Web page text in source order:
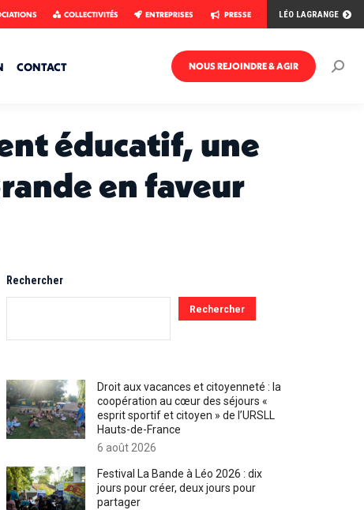
COLLECTIVITÉS ENTREPRISES PRESSE LÉO LAGRANGE
CONTACT NOUS REJOINDRE & AGIR
éducatif, une
en faveur
Rechercher
Rechercher
Droit aux vacances et citoyenneté : la
coopération au cœur des séjours «
esprit sportif et citoyen » de l’URSLL
Hauts-de-France
6 août 2026
Festival La Bande à Léo 2026 : dix
jours pour créer, deux jours pour
partager